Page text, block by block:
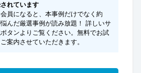
れています
会員になると、本事例だけでなく約
んだ厳選事例が読み放題！ 詳しいサ
タンよりご覧ください。無料でお試
案内させていただきます。